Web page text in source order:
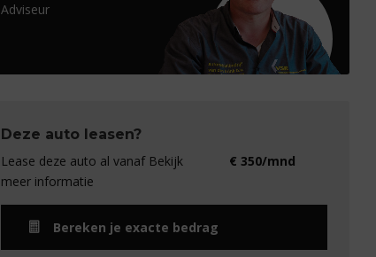
Adviseur
Deze auto leasen?
Lease deze auto al vanaf Bekijk
meer informatie
€ 350/mnd
Bereken je exacte bedrag